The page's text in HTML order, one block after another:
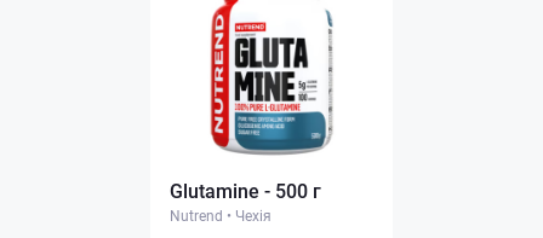
Glutamine - 500 г
Nutrend • Чехія